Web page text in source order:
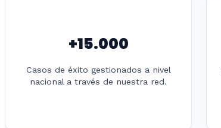
+15.000
Casos de éxito gestionados a nivel
nacional a través de nuestra red.